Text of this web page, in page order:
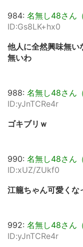
984: 名無し48さん
ID:Gs8LK+hx0
他人に全然興味無い
無いわ
988: 名無し48さん
ID:yJnTCRe4r
ゴキブリｗ
990: 名無し48さん
ID:xUZ/ZUkf0
江籠ちゃん可愛くな
992: 名無し48さん
ID:yJnTCRe4r